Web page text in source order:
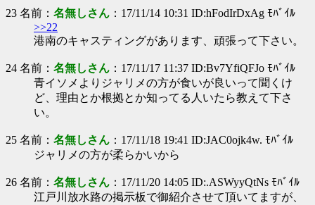
23 名前： 名無しさん ：17/11/14 10:31 ID:hFodIrDxAg ﾓﾊﾞｲﾙ
>>22
港南のキャスティングがあります、頑張って下さい。
24 名前： 名無しさん ：17/11/17 11:37 ID:Bv7YfiQFJo ﾓﾊﾞｲﾙ
青イソメよりジャリメの方が食いが良いって聞くけ
ど、理由とか根拠とか知ってる人いたら教えて下さ
い。
25 名前： 名無しさん ：17/11/18 19:41 ID:JAC0ojk4w. ﾓﾊﾞｲﾙ
ジャリメの方が柔らかいから
26 名前： 名無しさん ：17/11/20 14:05 ID:.ASWyyQtNs ﾓﾊﾞｲﾙ
江戸川放水路の掲示板で御紹介させて頂いてますが、